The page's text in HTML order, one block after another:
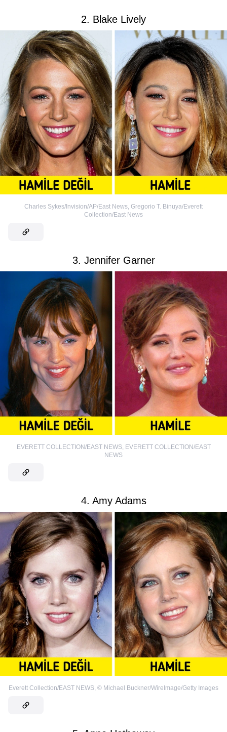
2. Blake Lively
Charles Sykes/Invision/AP/East News Gregorio T. Binuya/Everett
Collection/East News
3. Jennifer Garner
EVERETT COLLECTION/EAST NEWS, EVERETT COLLECTION/EAST
NEWS
4. Amy Adams
Everett Collection/EAST NEWS, © Michael Buckner/WireImage/Getty Images